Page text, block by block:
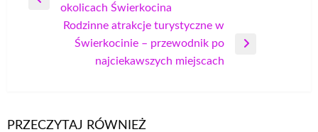
wpisu
Poprzedniokolicach Świerkocina
Rodzinne atrakcje turystyczne w
Świerkocinie – przewodnik po
najciekawszych miejscach
PRZECZYTAJ RÓWNIEŻ